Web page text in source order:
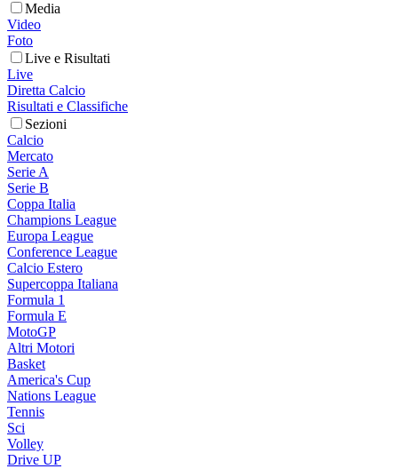
Media
Video
Foto
Live e Risultati
Live
Diretta Calcio
Risultati e Classifiche
Sezioni
Calcio
Mercato
Serie A
Serie B
Coppa Italia
Champions League
Europa League
Conference League
Calcio Estero
Supercoppa Italiana
Formula 1
Formula E
MotoGP
Altri Motori
Basket
America's Cup
Nations League
Tennis
Sci
Volley
Drive UP